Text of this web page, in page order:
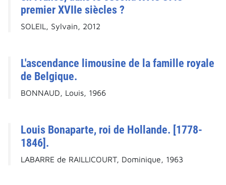
premier XVIIe siècles ?
SOLEIL, Sylvain, 2012
L'ascendance limousine de la famille royale
de Belgique.
BONNAUD, Louis, 1966
Louis Bonaparte, roi de Hollande. [1778-
1846].
LABARRE de RAILLICOURT, Dominique, 1963